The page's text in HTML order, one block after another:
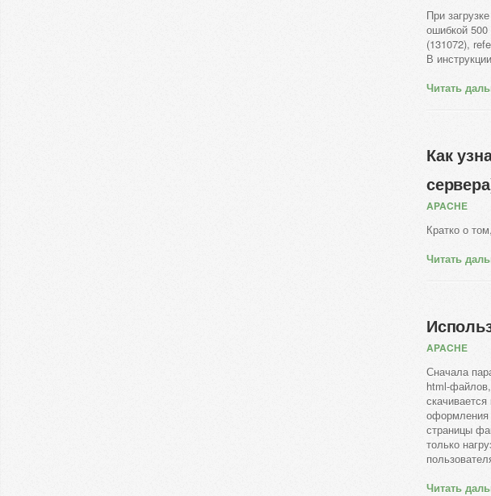
При
ошибкой
(131072),
В
Читать
Как
APACHE
Кратко о
Читать
APACHE
Сначала
html-
оформления
страницы
только
Читать